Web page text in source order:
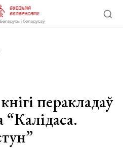
перакладаў
“Калідаса.